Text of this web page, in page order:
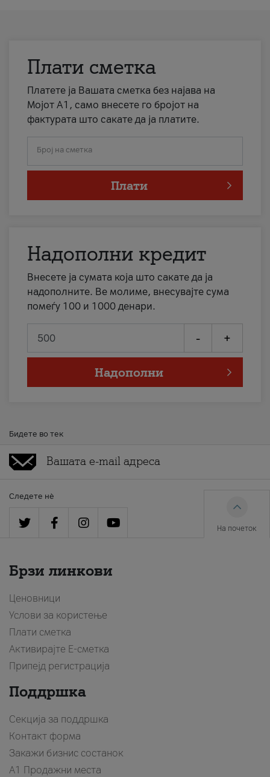
Плати сметка
Платете ја Вашата сметка без најава на
Мојот А1, само внесете го бројот на
фактурата што сакате да ја платите.
Број на сметка
Плати
Надополни кредит
Внесете ја сумата која што сакате да ја
надополните. Ве молиме, внесувајте сума
помеѓу 100 и 1000 денари.
- +
Надополни
Бидете во тек
Следете нè
На почеток
Брзи линкови
Ценовници
Услови за користење
Плати сметка
Активирајте Е-сметка
Припејд регистрација
Поддршка
Секција за поддршка
Контакт форма
Закажи бизнис состанок
A1 Продажни места